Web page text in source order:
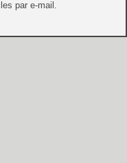
par e-mail.